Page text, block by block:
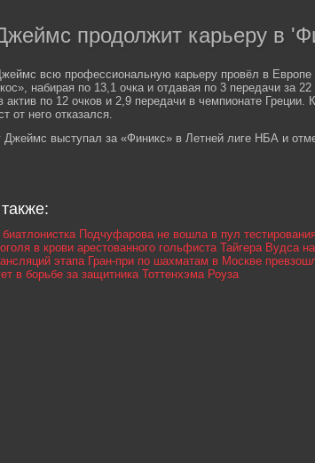
продолжит карьеру в
всю профессиональную карьеру провёл в
набирая по 13,1 очка и отдавая по 3 передачи за
актив по 12 очков и 2,9 передачи в чемпионате
от него отказался.
Джеймс выступал за «Финикс» в Летней лиге НБА и
биатлонистка Подчуфарова не вошла в пул
в крови арестованного гольфиста Тайгера Вудса
этапа Гран-при по шахматам в Москве
в борьбе за защитника Тоттенхэма Роуза